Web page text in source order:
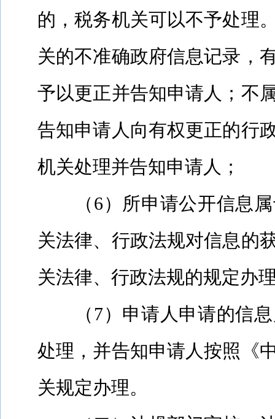
的，税务机关可以不予处理
关的不准确政府信息记录，
予以更正并告知申请人；不
告知申请人向有权更正的行
机关处理并告知申请人；
（6）所申请公开信息
关法律、行政法规对信息的
关法律、行政法规的规定办
（ 7）申请人申请的信
处理，并告知申请人按照《
关规定办理。